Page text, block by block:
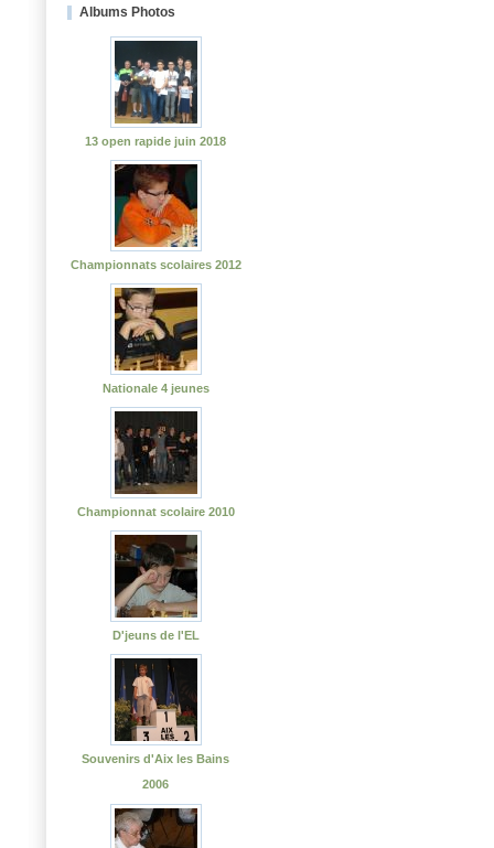
Albums Photos
13 open rapide juin 2018
Championnats scolaires 2012
Nationale 4 jeunes
Championnat scolaire 2010
D'jeuns de l'EL
Souvenirs d'Aix les Bains
2006